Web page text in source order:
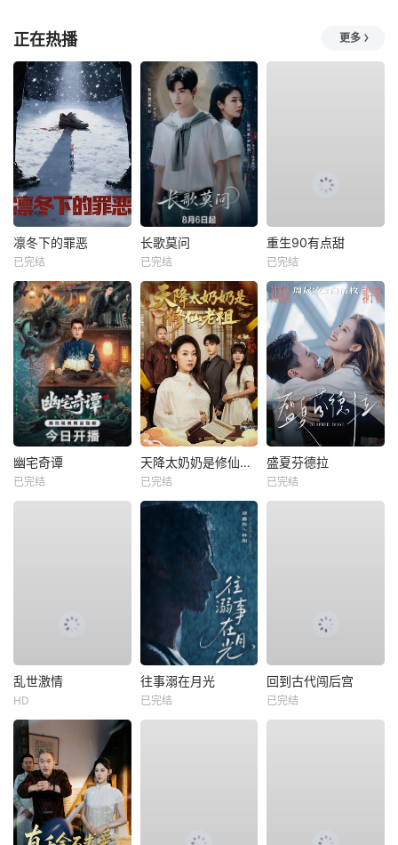
正在热播 更多
凛冬下的罪恶
已完结
长歌莫问
已完结
重生90有点甜
已完结
幽宅奇谭
已完结
天降太奶奶是修仙老祖
已完结
盛夏芬德拉
已完结
乱世激情
HD
往事溺在月光
已完结
回到古代闯后宫
已完结